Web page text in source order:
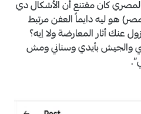
الشباب المصري كان مقتنع أن الأشكال دي
هو ليه دايماً العفن مرتبط
عنك أثار المعارضة ولا إيه؟
والجيش بأيدي وسناني ومش